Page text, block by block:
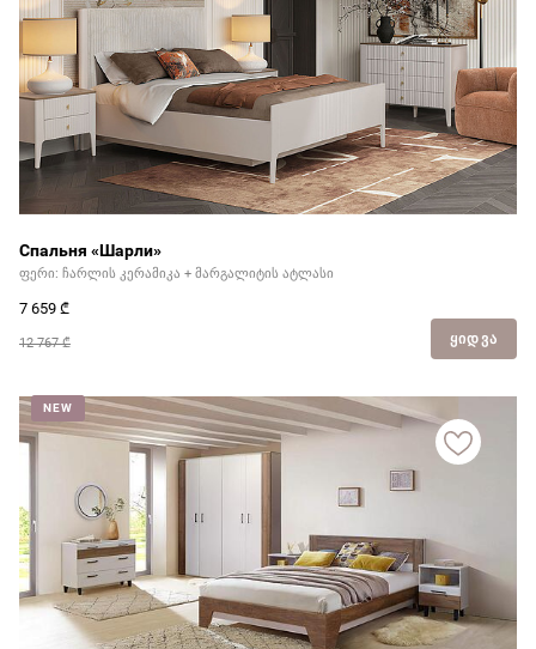
Спальня «Шарли»
ფერი: ჩარლის კერამიკა + მარგალიტის ატლასი
12 767 ₾
7 659 ₾
ᲧᲘᲓᲕᲐ
NEW